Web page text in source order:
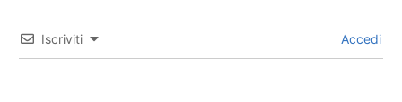
Iscriviti Accedi